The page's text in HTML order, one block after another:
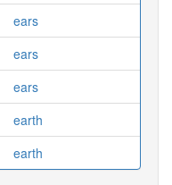
ears
ears
ears
earth
earth